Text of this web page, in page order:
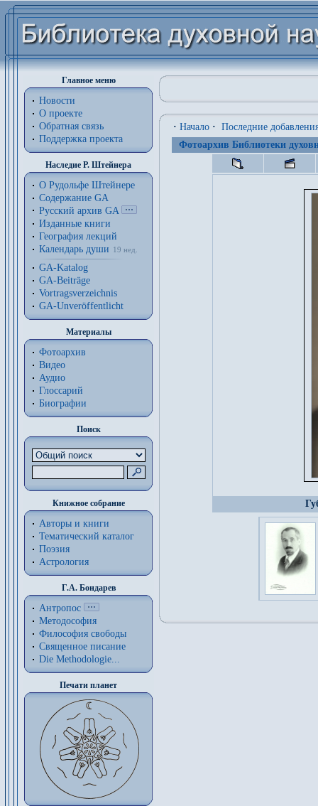
Главное меню
Новости
О проекте
Обратная связь
Поддержка проекта
Наследие Р. Штейнера
О Рудольфе Штейнере
Содержание GA
Русский архив GA
Изданные книги
География лекций
Календарь души
19 нед.
GA-Katalog
GA-Beiträge
Vortragsverzeichnis
GA-Unveröffentlicht
Материалы
Фотоархив
Видео
Аудио
Глоссарий
Биографии
Поиск
Книжное собрание
Авторы и книги
Тематический каталог
Поэзия
Астрология
Г.А. Бондарев
Антропос
Методософия
Философия cвободы
Священное писание
Die Methodologie...
Печати планет
· Начало · Последние
Фотоархив Библиотеки